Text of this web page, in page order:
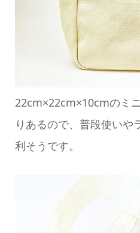
22cm×22cm×10cmのミ
りあるので、普段使いや
利そうです。